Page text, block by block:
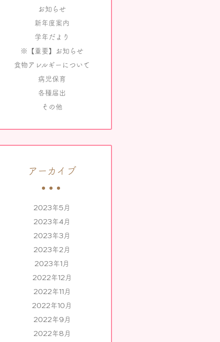
お知らせ
新年度案内
学年だより
※【重要】お知らせ
食物アレルギーについて
病児保育
各種届出
その他
アーカイブ
2023年5月
2023年4月
2023年3月
2023年2月
2023年1月
2022年12月
2022年11月
2022年10月
2022年9月
2022年8月